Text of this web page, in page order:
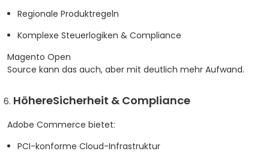
Regionale Produktregeln
Komplexe Steuerlogiken & Compliance
Magento Open
Source kann das auch, aber mit deutlich mehr Aufwand.
HöhereSicherheit & Compliance
Adobe Commerce bietet:
PCI-konforme Cloud-Infrastruktur